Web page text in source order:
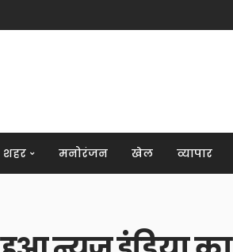
शहर मनोरंजन खेल व्यापार